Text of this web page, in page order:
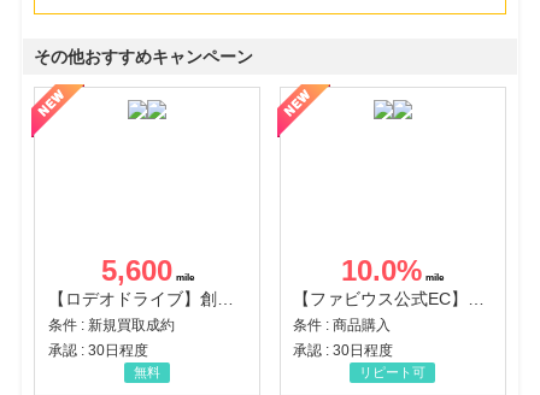
その他おすすめキャンペーン
5,600
【ロデオドライブ】創業70年の信頼と高価買取を実現！ブランド品・貴金属の無料査定
条件 : 新規買取成約
承認 : 30日程度
無料
10.0%
【ファビウス公式EC】すべての女性を美しくをテーマにした商品で女性の美を応援しています
条件 : 商品購入
承認 : 30日程度
リピート可